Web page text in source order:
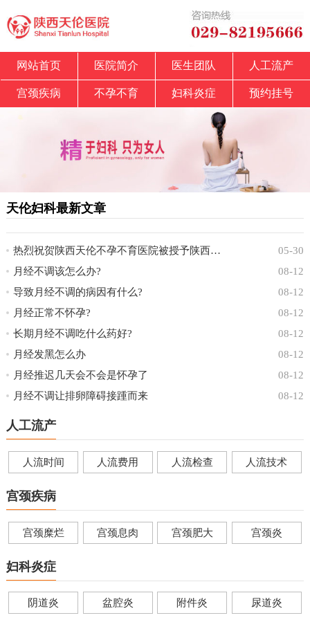
网站首页 医院简介 医生团队 人工流产
宫颈疾病 不孕不育 妇科炎症 预约挂号
天伦妇科最新文章
05-30
热烈祝贺陕西天伦不孕不育医院被授予陕西省中
08-12
月经不调该怎么办?
08-12
导致月经不调的病因有什么?
08-12
月经正常不怀孕?
08-12
长期月经不调吃什么药好?
08-12
月经发黑怎么办
08-12
月经推迟几天会不会是怀孕了
08-12
月经不调让排卵障碍接踵而来
人工流产
人流时间 人流费用 人流检查 人流技术
宫颈疾病
宫颈糜烂 宫颈息肉 宫颈肥大 宫颈炎
妇科炎症
阴道炎 盆腔炎 附件炎 尿道炎